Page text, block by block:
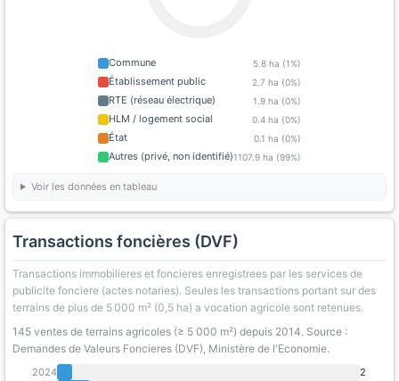
Commune 5.8 ha (1%)
Établissement public 2.7 ha (0%)
RTE (réseau électrique) 1.9 ha (0%)
HLM / logement social 0.4 ha (0%)
État 0.1 ha (0%)
Autres (privé, non identifié)1107.9 ha (99%)
Voir les données en tableau
Transactions foncières (DVF)
Transactions immobilieres et foncieres enregistrees par les services de
publicite fonciere (actes notaries). Seules les transactions portant sur des
terrains de plus de 5 000 m² (0,5 ha) a vocation agricole sont retenues.
145 ventes de terrains agricoles (≥ 5 000 m²) depuis 2014. Source :
Demandes de Valeurs Foncieres (DVF), Ministère de l'Economie.
2024
2